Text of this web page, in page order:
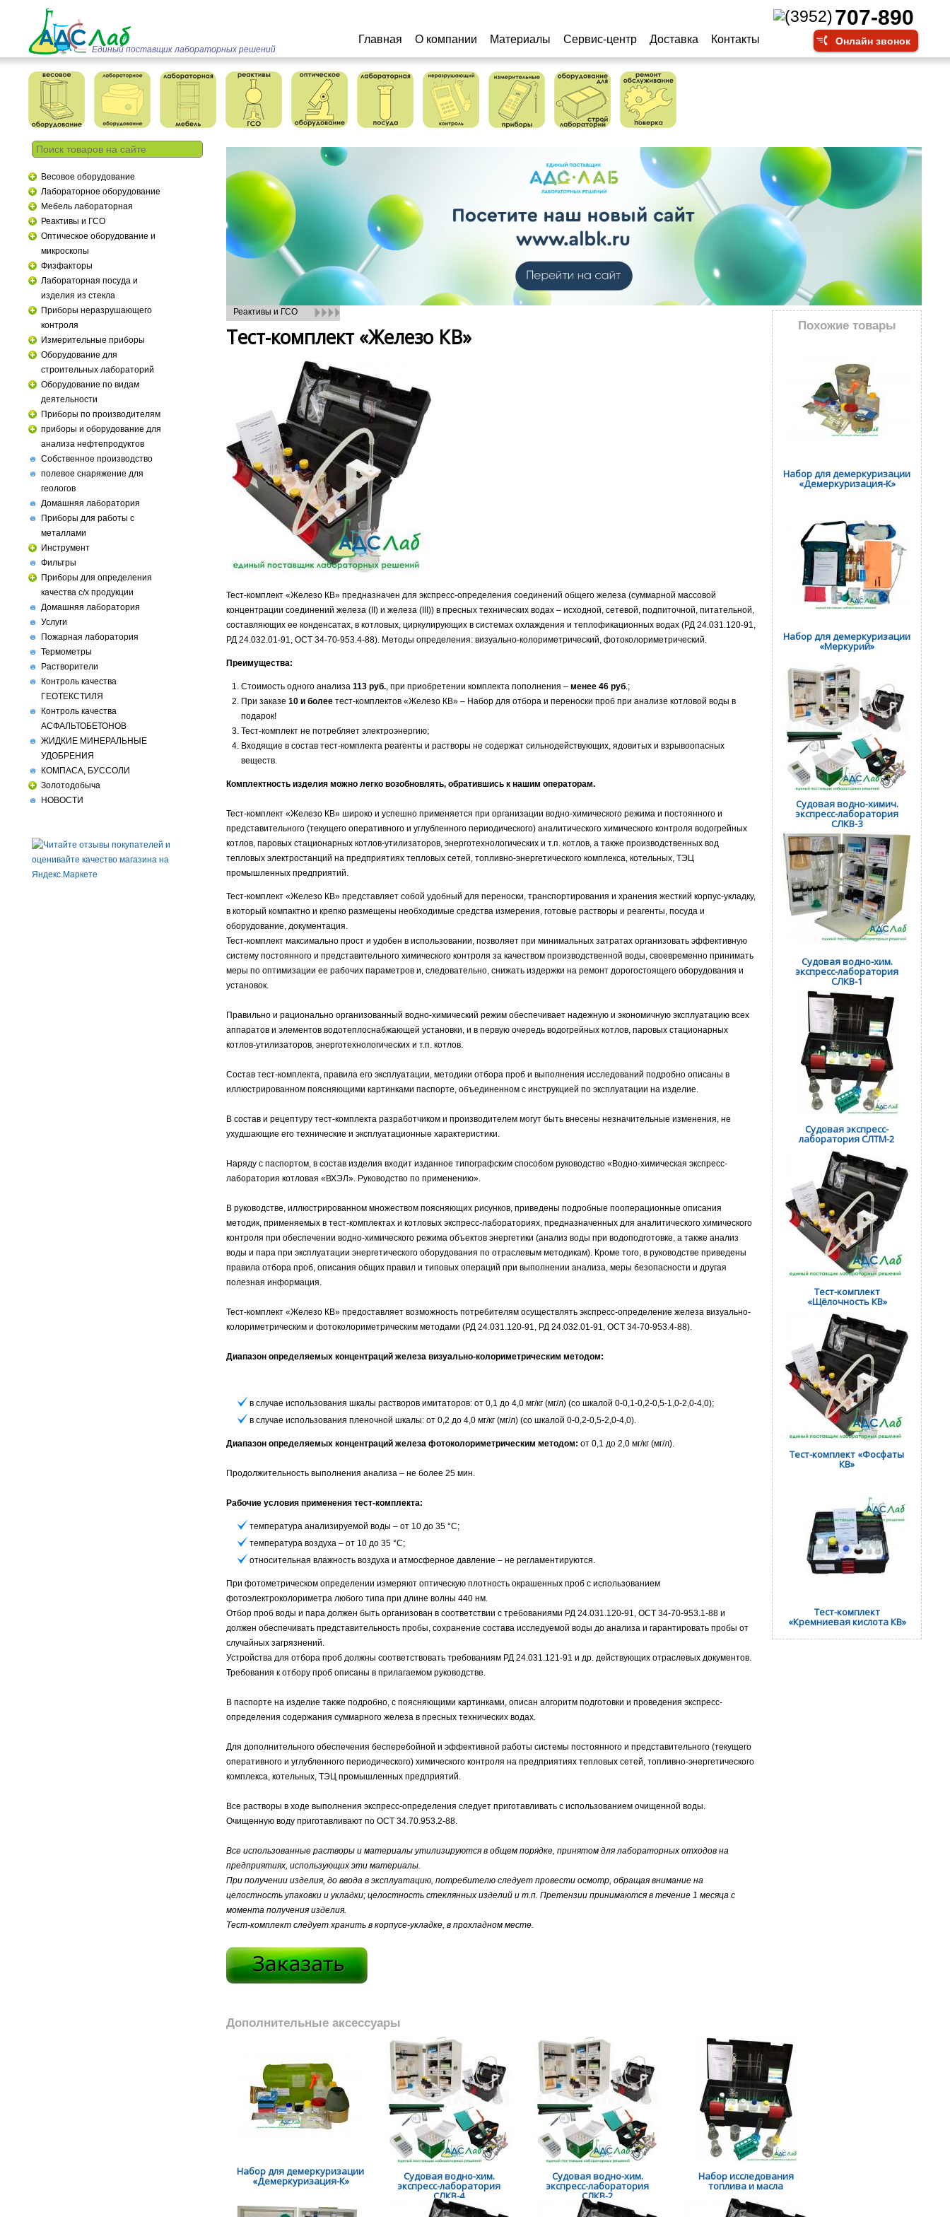
(3952)707-890
Онлайн звонок
Единый поставщик лабораторных решений
Главная О компании Материалы Сервис-центр Доставка Контакты
Весовое оборудование
Лабораторное оборудование
Мебель лабораторная
Реактивы и ГСО
Оптическое оборудование и
микроскопы
Физфакторы
Лабораторная посуда и
изделия из стекла
Приборы неразрушающего
контроля
Измерительные приборы
Оборудование для
строительных лабораторий
Оборудование по видам
деятельности
Приборы по производителям
приборы и оборудование для
анализа нефтепродуктов
Собственное производство
полевое снаряжение для
геологов
Домашняя лаборатория
Приборы для работы с
металлами
Инструмент
Фильтры
Приборы для определения
качества с/х продукции
Домашняя лаборатория
Услуги
Пожарная лаборатория
Термометры
Растворители
Контроль качества
ГЕОТЕКСТИЛЯ
Контроль качества
АСФАЛЬТОБЕТОНОВ
ЖИДКИЕ МИНЕРАЛЬНЫЕ
УДОБРЕНИЯ
КОМПАСА, БУССОЛИ
Золотодобыча
НОВОСТИ
Похожие товары
Набор для демеркуризации
«Демеркуризация-К»
Набор для демеркуризации
«Меркурий»
Судовая водно-химич.
экспресс-лаборатория
СЛКВ-3
Судовая водно-хим.
экспресс-лаборатория
СЛКВ-1
Cудовая экспресс-
лаборатория СЛТМ-2
Тест-комплект
«Щёлочность КВ»
Тест-комплект «Фосфаты
КВ»
Тест-комплект
«Кремниевая кислота КВ»
Реактивы и ГСО
Тест-комплект «Железо КВ»
Тест-комплект «Железо КВ» предназначен для экспресс-определения соединений общего железа (суммарной массовой
концентрации соединений железа (II) и железа (III)) в пресных технических водах – исходной, сетевой, подпиточной, питательной,
составляющих ее конденсатах, в котловых, циркулирующих в системах охлаждения и теплофикационных водах (РД 24.031.120-91,
РД 24.032.01-91, ОСТ 34-70-953.4-88). Методы определения: визуально-колориметрический, фотоколориметрический.
Преимущества:
Стоимость одного анализа 113 руб. , при приобретении комплекта пополнения – менее 46 руб .;
При заказе 10 и более тест-комплектов «Железо КВ» – Набор для отбора и переноски проб при анализе котловой воды в
подарок!
Тест-комплект не потребляет электроэнергию;
Входящие в состав тест-комплекта реагенты и растворы не содержат сильнодействующих, ядовитых и взрывоопасных
веществ.
Комплектность изделия можно легко возобновлять, обратившись к нашим операторам.
Тест-комплект «Железо КВ» широко и успешно применяется при организации водно-химического режима и постоянного и
представительного (текущего оперативного и углубленного периодического) аналитического химического контроля водогрейных
котлов, паровых стационарных котлов-утилизаторов, энерготехнологических и т.п. котлов, а также производственных вод
тепловых электростанций на предприятиях тепловых сетей, топливно-энергетического комплекса, котельных, ТЭЦ
промышленных предприятий.
Тест-комплект «Железо КВ» представляет собой удобный для переноски, транспортирования и хранения жесткий корпус-укладку,
в который компактно и крепко размещены необходимые средства измерения, готовые растворы и реагенты, посуда и
оборудование, документация.
Тест-комплект максимально прост и удобен в использовании, позволяет при минимальных затратах организовать эффективную
систему постоянного и представительного химического контроля за качеством производственной воды, своевременно принимать
меры по оптимизации ее рабочих параметров и, следовательно, снижать издержки на ремонт дорогостоящего оборудования и
установок.
Правильно и рационально организованный водно-химический режим обеспечивает надежную и экономичную эксплуатацию всех
аппаратов и элементов водотеплоснабжающей установки, и в первую очередь водогрейных котлов, паровых стационарных
котлов-утилизаторов, энерготехнологических и т.п. котлов.
Состав тест-комплекта, правила его эксплуатации, методики отбора проб и выполнения исследований подробно описаны в
иллюстрированном поясняющими картинками паспорте, объединенном с инструкцией по эксплуатации на изделие.
В состав и рецептуру тест-комплекта разработчиком и производителем могут быть внесены незначительные изменения, не
ухудшающие его технические и эксплуатационные характеристики.
Наряду с паспортом, в состав изделия входит изданное типографским способом руководство «Водно-химическая экспресс-
лаборатория котловая «ВХЭЛ». Руководство по применению».
В руководстве, иллюстрированном множеством поясняющих рисунков, приведены подробные пооперационные описания
методик, применяемых в тест-комплектах и котловых экспресс-лабораториях, предназначенных для аналитического химического
контроля при обеспечении водно-химического режима объектов энергетики (анализ воды при водоподготовке, а также анализ
воды и пара при эксплуатации энергетического оборудования по отраслевым методикам). Кроме того, в руководстве приведены
правила отбора проб, описания общих правил и типовых операций при выполнении анализа, меры безопасности и другая
полезная информация.
Тест-комплект «Железо КВ» предоставляет возможность потребителям осуществлять экспресс-определение железа визуально-
колориметрическим и фотоколориметрическим методами (РД 24.031.120-91, РД 24.032.01-91, ОСТ 34-70-953.4-88).
Диапазон определяемых концентраций железа визуально-колориметрическим методом:
в случае использования шкалы растворов имитаторов: от 0,1 до 4,0 мг/кг (мг/л) (со шкалой 0-0,1-0,2-0,5-1,0-2,0-4,0);
в случае использования пленочной шкалы: от 0,2 до 4,0 мг/кг (мг/л) (со шкалой 0-0,2-0,5-2,0-4,0).
Диапазон определяемых концентраций железа фотоколориметрическим методом: от 0,1 до 2,0 мг/кг (мг/л).
Продолжительность выполнения анализа – не более 25 мин.
Рабочие условия применения тест-комплекта:
температура анализируемой воды – от 10 до 35 °С;
температура воздуха – от 10 до 35 °С;
относительная влажность воздуха и атмосферное давление – не регламентируются.
При фотометрическом определении измеряют оптическую плотность окрашенных проб с использованием
фотоэлектроколориметра любого типа при длине волны 440 нм.
Отбор проб воды и пара должен быть организован в соответствии с требованиями РД 24.031.120-91, ОСТ 34-70-953.1-88 и
должен обеспечивать представительность пробы, сохранение состава исследуемой воды до анализа и гарантировать пробы от
случайных загрязнений.
Устройства для отбора проб должны соответствовать требованиям РД 24.031.121-91 и др. действующих отраслевых документов.
Требования к отбору проб описаны в прилагаемом руководстве.
В паспорте на изделие также подробно, с поясняющими картинками, описан алгоритм подготовки и проведения экспресс-
определения содержания суммарного железа в пресных технических водах.
Для дополнительного обеспечения бесперебойной и эффективной работы системы постоянного и представительного (текущего
оперативного и углубленного периодического) химического контроля на предприятиях тепловых сетей, топливно-энергетического
комплекса, котельных, ТЭЦ промышленных предприятий.
Все растворы в ходе выполнения экспресс-определения следует приготавливать с использованием очищенной воды.
Очищенную воду приготавливают по ОСТ 34.70.953.2-88.
Все использованные растворы и материалы утилизируются в общем порядке, принятом для лабораторных отходов на
предприятиях, использующих эти материалы.
При получении изделия, до ввода в эксплуатацию, потребителю следует провести осмотр, обращая внимание на
целостность упаковки и укладки; целостность стеклянных изделий и т.п. Претензии принимаются в течение 1 месяца с
момента получения изделия.
Тест-комплект следует хранить в корпусе-укладке, в прохладном месте.
Дополнительные аксессуары
Набор для демеркуризации
«Демеркуризация-К» Судовая водно-хим.
экспресс-лаборатория
СЛКВ-4
Судовая водно-хим.
экспресс-лаборатория
СЛКВ-2
Набор исследования
топлива и масла